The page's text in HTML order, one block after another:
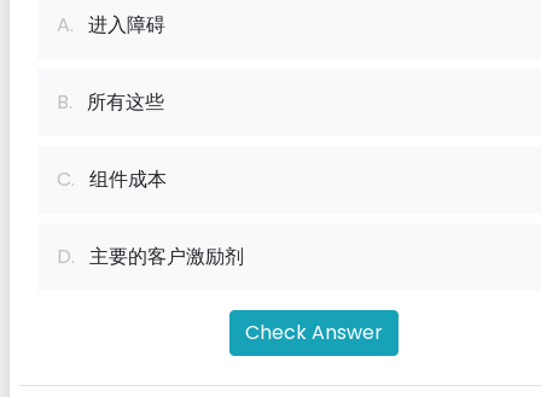
A. 进入障碍
B. 所有这些
C. 组件成本
D. 主要的客户激励剂
Check Answer